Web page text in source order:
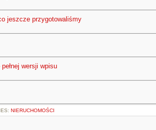
jeszcze przygotowaliśmy
wersji wpisu
NIERUCHOMOŚCI